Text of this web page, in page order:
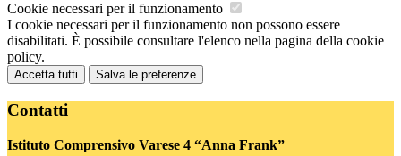
Cookie necessari per il funzionamento
I cookie necessari per il funzionamento non possono essere
disabilitati. È possibile consultare l'elenco nella pagina della cookie
policy.
Accetta tutti Salva le preferenze
Contatti
Istituto Comprensivo Varese 4 “Anna Frank”